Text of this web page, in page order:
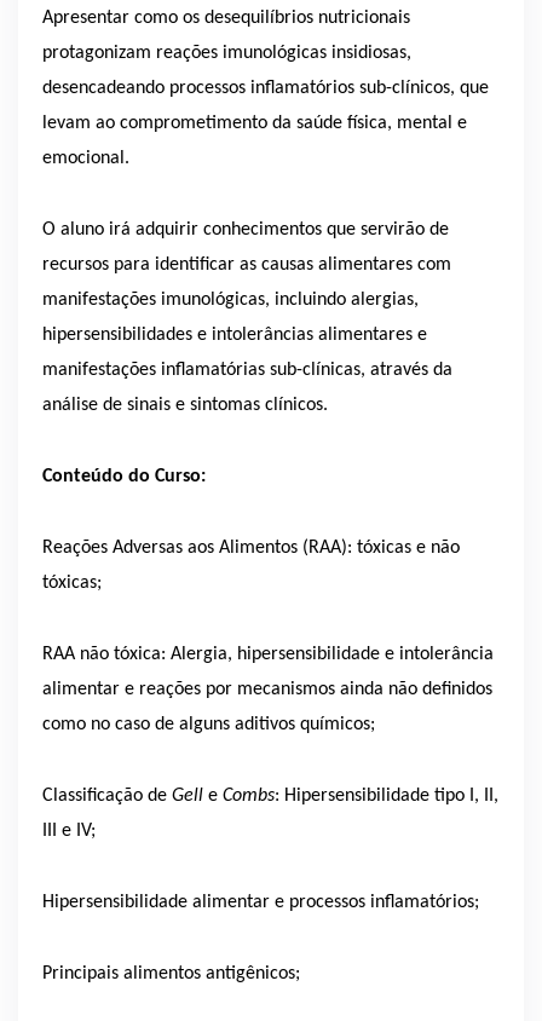
Apresentar como os desequilíbrios nutricionais
protagonizam reações imunológicas insidiosas,
desencadeando processos inflamatórios sub-clínicos, que
levam ao comprometimento da saúde física, mental e
emocional.
O aluno irá adquirir conhecimentos que servirão de
recursos para identificar as causas alimentares com
manifestações imunológicas, incluindo alergias,
hipersensibilidades e intolerâncias alimentares e
manifestações inflamatórias sub-clínicas, através da
análise de sinais e sintomas clínicos.
Conteúdo do Curso:
Reações Adversas aos Alimentos (RAA): tóxicas e não
tóxicas;
RAA não tóxica: Alergia, hipersensibilidade e intolerância
alimentar e reações por mecanismos ainda não definidos
como no caso de alguns aditivos químicos;
Classificação de Gell e Combs: Hipersensibilidade tipo I, II,
III e IV;
Hipersensibilidade alimentar e processos inflamatórios;
Principais alimentos antigênicos;